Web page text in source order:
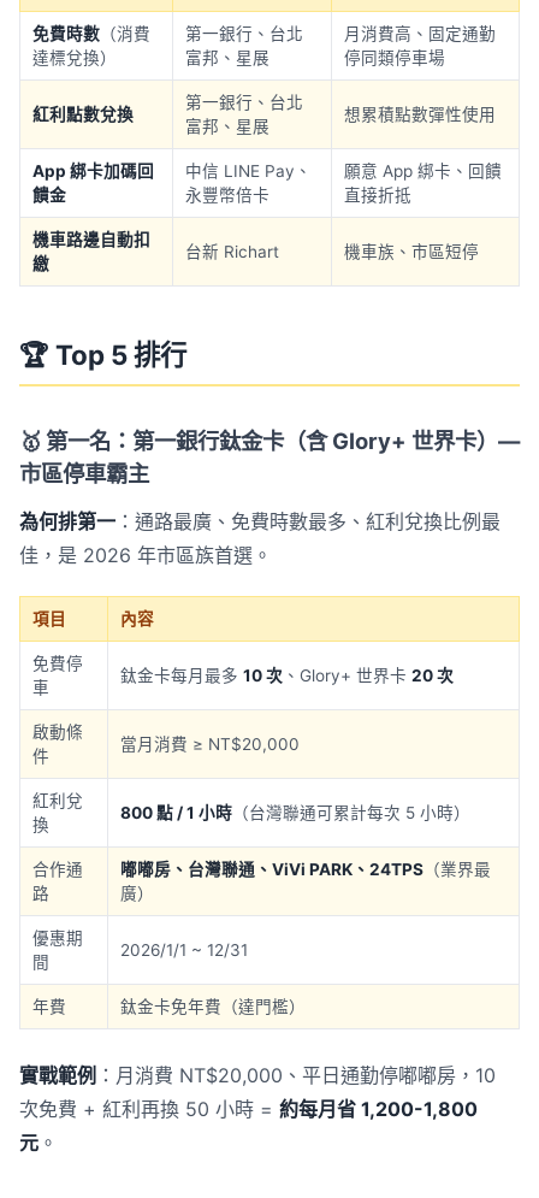
免費時數（消費
達標兌換）
第一銀行、台北
富邦、星展
月消費高、固定通勤
停同類停車場
紅利點數兌換
第一銀行、台北
富邦、星展
想累積點數彈性使用
App 綁卡加碼回
饋金
中信 LINE Pay、
永豐幣倍卡
願意 App 綁卡、回饋
直接折抵
機車路邊自動扣
繳
台新 Richart 機車族、市區短停
🏆 Top 5 排行
🥇 第一名：第一銀行鈦金卡（含 Glory+ 世界卡）—
市區停車霸主
為何排第一 ：通路最廣、免費時數最多、紅利兌換比例最
佳，是 2026 年市區族首選。
項目 內容
免費停
車
鈦金卡每月最多 10 次 、Glory+ 世界卡 20 次
啟動條
件
當月消費 ≥ NT$20,000
紅利兌
換
800 點 / 1 小時（台灣聯通可累計每次 5 小時）
合作通
路
嘟嘟房、台灣聯通、ViVi PARK、24TPS（業界最
廣）
優惠期
間
2026/1/1 ~ 12/31
年費 鈦金卡免年費（達門檻）
實戰範例 ：月消費 NT$20,000、平日通勤停嘟嘟房，10
次免費 + 紅利再換 50 小時 = 約每月省 1,200-1,800
元 。